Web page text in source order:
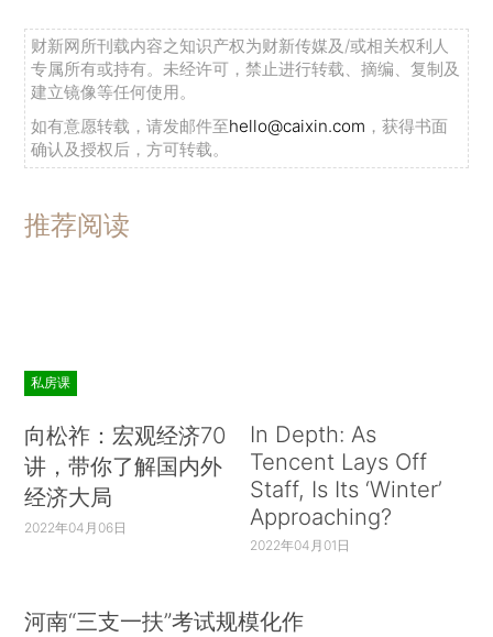
财新网所刊载内容之知识产权为财新传媒及/或相关权利人
专属所有或持有。未经许可，禁止进行转载、摘编、复制及
建立镜像等任何使用。
如有意愿转载，请发邮件至hello@caixin.com ，获得书面
确认及授权后，方可转载。
推荐阅读
私房课
向松祚：宏观经济70
讲，带你了解国内外
经济大局
2022年04月06日
In Depth: As
Tencent Lays Off
Staff, Is Its ‘Winter’
Approaching?
2022年04月01日
河南“三支一扶”考试规模化作